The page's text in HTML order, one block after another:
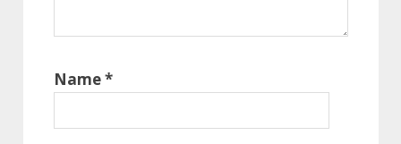
Name*